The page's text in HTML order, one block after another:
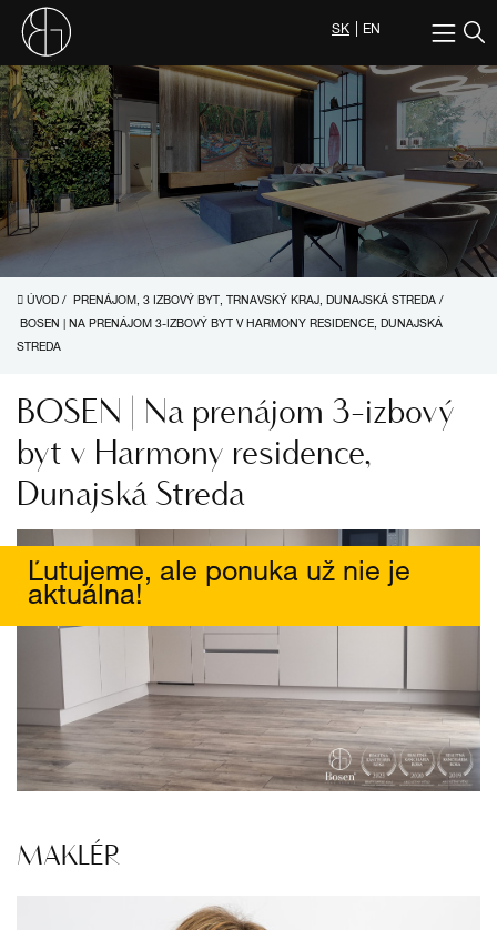
SK EN
ÚVOD / PRENÁJOM, 3 IZBOVÝ BYT, TRNAVSKÝ KRAJ, DUNAJSKÁ STREDA /
BOSEN | NA PRENÁJOM 3-IZBOVÝ BYT V HARMONY RESIDENCE, DUNAJSKÁ
STREDA
BOSEN | Na prenájom 3-izbový
byt v Harmony residence,
Dunajská Streda
Ľutujeme, ale ponuka už nie je
aktuálna!
MAKLÉR